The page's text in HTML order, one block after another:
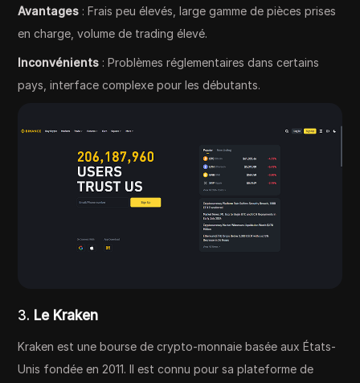
Avantages : Frais peu élevés, large gamme de pièces prises
en charge, volume de trading élevé.
Inconvénients : Problèmes réglementaires dans certains
pays, interface complexe pour les débutants.
3. Le Kraken
Kraken est une bourse de crypto-monnaie basée aux États-
Unis fondée en 2011. Il est connu pour sa plateforme de